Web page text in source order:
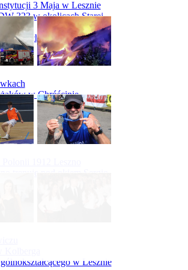
3 Maja w Lesznie
323 w okolicach Starej
w Chróścinie
w Lesznie